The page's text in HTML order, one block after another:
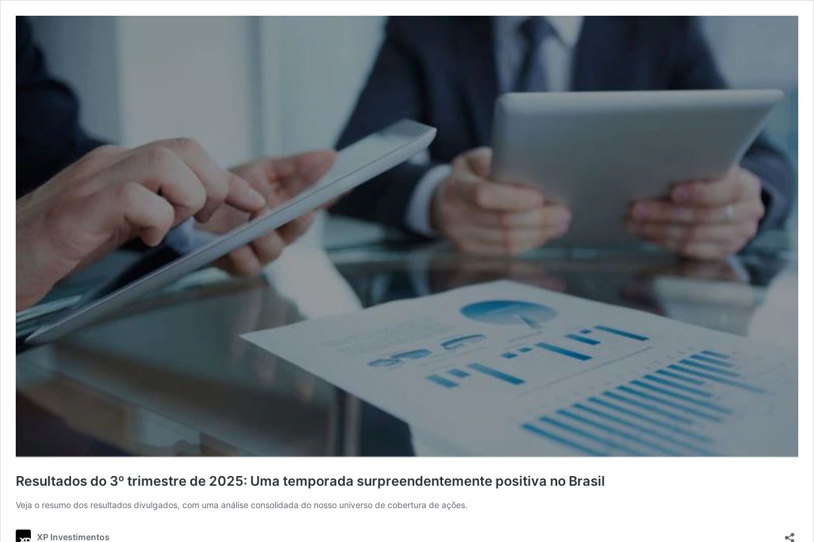
Resultados do 3º trimestre de 2025: Uma temporada surpreendentemente positiva no Brasil
Veja o resumo dos resultados divulgados, com uma análise consolidada do nosso universo de cobertura de ações.
XP Investimentos